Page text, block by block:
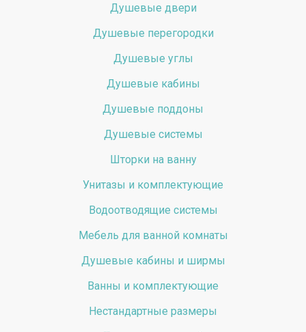
Душевые двери
Душевые перегородки
Душевые углы
Душевые кабины
Душевые поддоны
Душевые системы
Шторки на ванну
Унитазы и комплектующие
Водоотводящие системы
Мебель для ванной комнаты
Душевые кабины и ширмы
Ванны и комплектующие
Нестандартные размеры